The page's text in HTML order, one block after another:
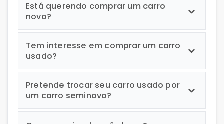
Está querendo comprar um carro
novo?
Tem interesse em comprar um carro
usado?
Pretende trocar seu carro usado por
um carro seminovo?